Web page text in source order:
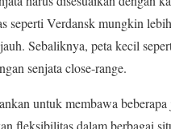
seperti Verdansk mungkin
Sebaliknya, peta kecil
senjata close-range.
untuk membawa